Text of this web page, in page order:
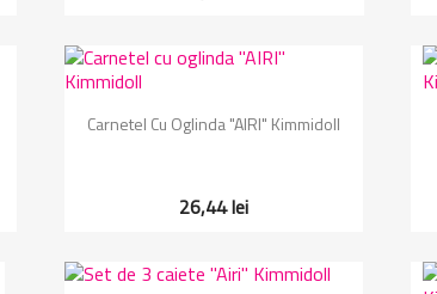
Vizualizare rapida
Carnetel Cu Oglinda "AIRI" Kimmidoll
26,44 lei